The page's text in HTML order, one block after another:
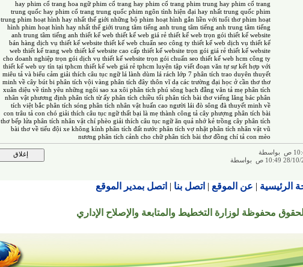
hay phim cổ trang hoa ngữ phim cổ trang hay phim cổ trang phim trung hay phim cổ trang
trung quốc hay phim cổ trang trung quốc phim ngôn tình hiện đại hay nhất trung quốc phim
trung phim hoạt hình hay nhất thế giới những bộ phim hoạt hình gắn liền với tuổi thơ phim hoạt
hình phim hoạt hình hay nhất thế giới trung tâm tiếng anh trung tâm tiếng anh trung tâm tiếng
anh trung tâm tiếng anh thiết kế web thiết kế web giá rẻ thiết kế web trọn gói thiết kế website
bán hàng dịch vụ thiết kế website thiết kế web chuẩn seo công ty thiết kế web dịch vụ thiết kế
web thiết kế trang web thiết kế website cao cấp thiết kế website trọn gói giá rẻ thiết kế website
cho doanh nghiệp trọn gói dịch vụ thiết kế website trọn gói chuẩn seo thiết kế web hcm công ty
thiết kế web uy tín tại tphcm thiết kế web giá rẻ tphcm luyện tập viết đoạn văn tự sự kết hợp với
miêu tả và biểu cảm giải thích câu tục ngữ lá lành dùm lá rách lớp 7 phân tích trao duyên thuyết
minh về cây bút bi phân tích vội vàng phân tích đây thôn vĩ dạ các trường đại học ở cần thơ thơ
xuân diệu về tình yêu những ngôi sao xa xôi phân tích phú sông bạch đằng văn tả mẹ phân tích
nhân vật phương định phân tích từ ấy phân tích chiều tối phân tích bài thơ viếng lăng bác phân
tích việt bắc phân tích sóng phân tích nhân vật huấn cao người lái đò sông đà thuyết minh về
con trâu tả con chó giải thích câu tục ngữ thất bại là mẹ thành công tả cây phượng phân tích bài
thơ bếp lửa phân tích nhân vật chí phèo giải thích câu tục ngữ ăn quả nhớ kẻ trồng cây phân tích
bài thơ về tiểu đội xe không kính phân tích đất nước phân tích vợ nhặt phân tích nhân vật vũ
nương phân tích cảnh cho chữ phân tích bài thơ đồng chí tả con mèo
الرئيسية | عن الموقع | اتصل بنا | اتصل بمدير الموقع
محفوظة لوزارة التخطيط والمتابعة والإصلاح الإداري